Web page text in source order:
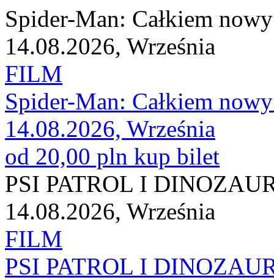
Spider-Man: Całkiem
14.08.2026, Września
FILM
Spider-Man: Całkiem
14.08.2026, Września
od 20,00 pln kup bilet
PSI PATROL I
14.08.2026, Września
FILM
PSI PATROL I